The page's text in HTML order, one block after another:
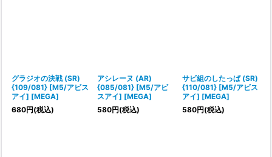
グラジオの決戦 (SR)
{109/081} [M5/アビス
アイ] [MEGA]
680円(税込)
アシレーヌ (AR)
{085/081} [M5/アビ
スアイ] [MEGA]
580円(税込)
サビ組のしたっぱ (SR)
{110/081} [M5/アビス
アイ] [MEGA]
580円(税込)